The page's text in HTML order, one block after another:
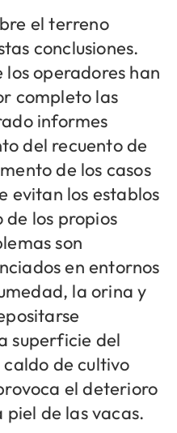
el terreno
conclusiones.
los operadores han
completo las
informes
del recuento de
de los casos
evitan los establos
los propios
son
en entornos
la orina y
superficie del
caldo de cultivo
el deterioro
de las vacas.